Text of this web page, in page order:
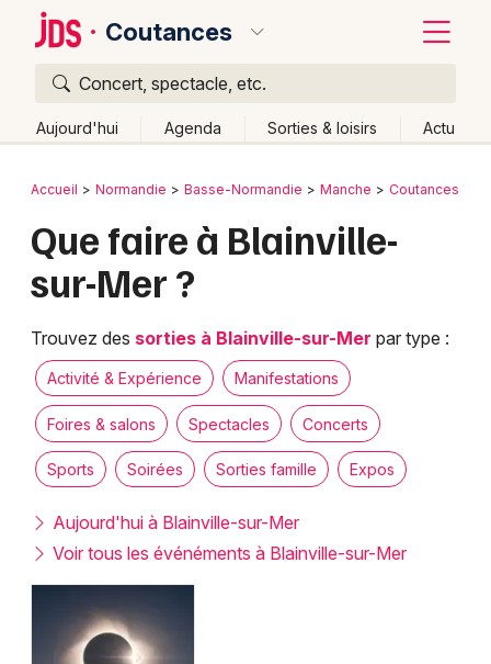
Coutances
Concert, spectacle, etc.
Aujourd'hui Agenda Sorties & loisirs Actu
Publier un événement
Grands événements
Activité & Expérience
Manifestations
Foires & salons
Spectacles
Concerts
Sports
Bordeaux
Colmar
Lyon
Marseille
Mulhouse
Nantes
Nice
Paris
Retour
Accueil Normandie Basse-Normandie Manche Coutances
Que faire à Blainville-
sur-Mer ?
Trouvez des sorties à Blainville-sur-Mer par type :
Activité & Expérience Manifestations
Foires & salons Spectacles Concerts
Sports Soirées Sorties famille Expos
Aujourd'hui à Blainville-sur-Mer
Voir tous les événéments à Blainville-sur-Mer
Quoi ?
Où ?
Basse-Normandie
Partout
Près de moi
Changer de lieu